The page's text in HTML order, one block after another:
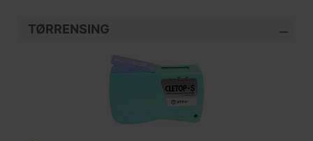
TØRRENSING